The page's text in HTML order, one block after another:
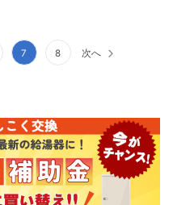
7 8 次へ